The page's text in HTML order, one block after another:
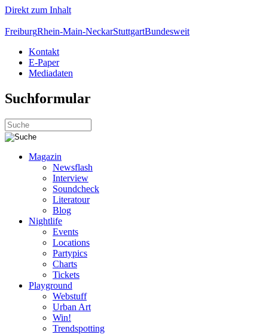
Direkt zum Inhalt
FreiburgRhein-Main-NeckarStuttgartBundesweit
Kontakt
E-Paper
Mediadaten
Suchformular
Magazin
Newsflash
Interview
Soundcheck
Literatour
Blog
Nightlife
Events
Locations
Partypics
Charts
Tickets
Playground
Webstuff
Urban Art
Win!
Trendspotting